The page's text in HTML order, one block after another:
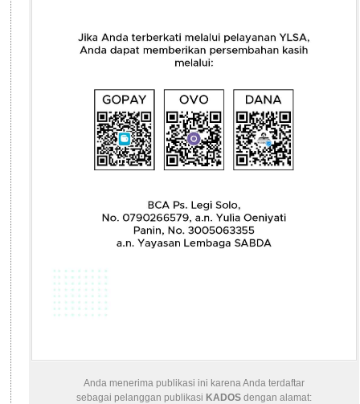
Anda menerima publikasi ini karena Anda terdaftar
sebagai pelanggan publikasi KADOSdengan alamat: